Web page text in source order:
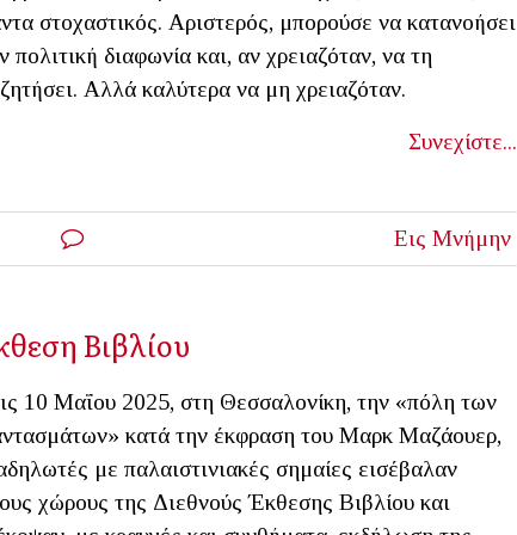
στοχαστικός. Αριστερός, μπορούσε να κατανοήσει
πολιτική διαφωνία και, αν χρειαζόταν, να τη
Αλλά καλύτερα να μη χρειαζόταν.
Συνεχίστε...
Εις Μνήμην
Βιβλίου
10 Μαΐου 2025, στη Θεσσαλονίκη, την «πόλη των
κατά την έκφραση του Μαρκ Μαζάουερ,
με παλαιστινιακές σημαίες εισέβαλαν
χώρους της Διεθνούς Έκθεσης Βιβλίου και